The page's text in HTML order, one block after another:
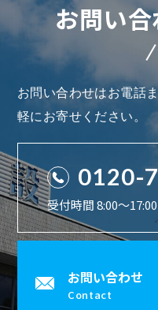
お問い合わせはお電話
軽にお寄せください。
お問い
0120-
受付時間 8:00〜
お問い合わせ
Contact